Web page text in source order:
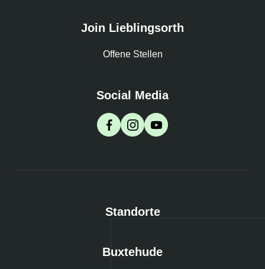
Join Lieblingsorth
Offene Stellen
Social Media
Standorte
Buxtehude